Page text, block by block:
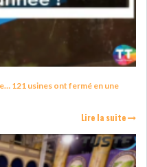
RSS ANALYSES QUOTIDIENNES
RSS ANALYSES HEBDOMADAIRES
AUDIOVISUEL
121 usines ont fermé en une
Lire la suite